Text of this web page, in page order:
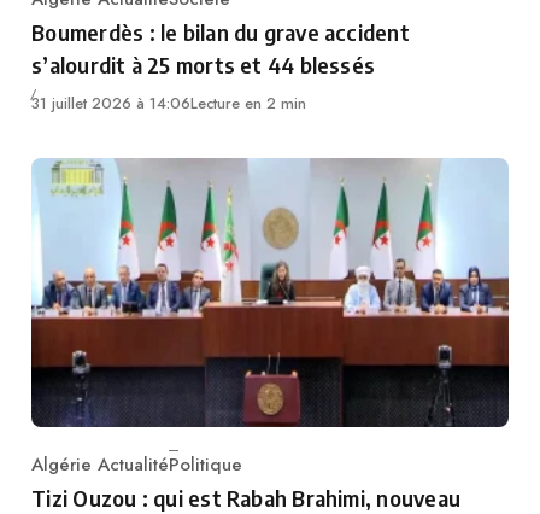
Category
Boumerdès : le bilan du grave accident
s’alourdit à 25 morts et 44 blessés
31 juillet 2026 à 14:06Lecture en 2 min
Category
Algérie ActualitéPolitique
Tizi Ouzou : qui est Rabah Brahimi, nouveau